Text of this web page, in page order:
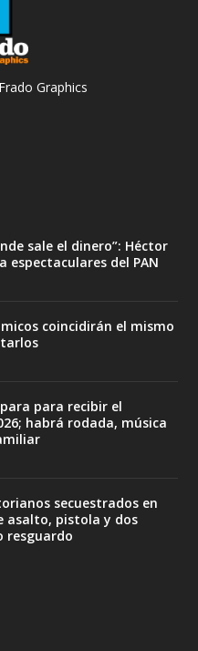
Graphics
sale el dinero”: Héctor
del PAN
coincidirán el mismo
para recibir el
habrá rodada, música
secuestrados en
asalto, pistola y dos
resguardo